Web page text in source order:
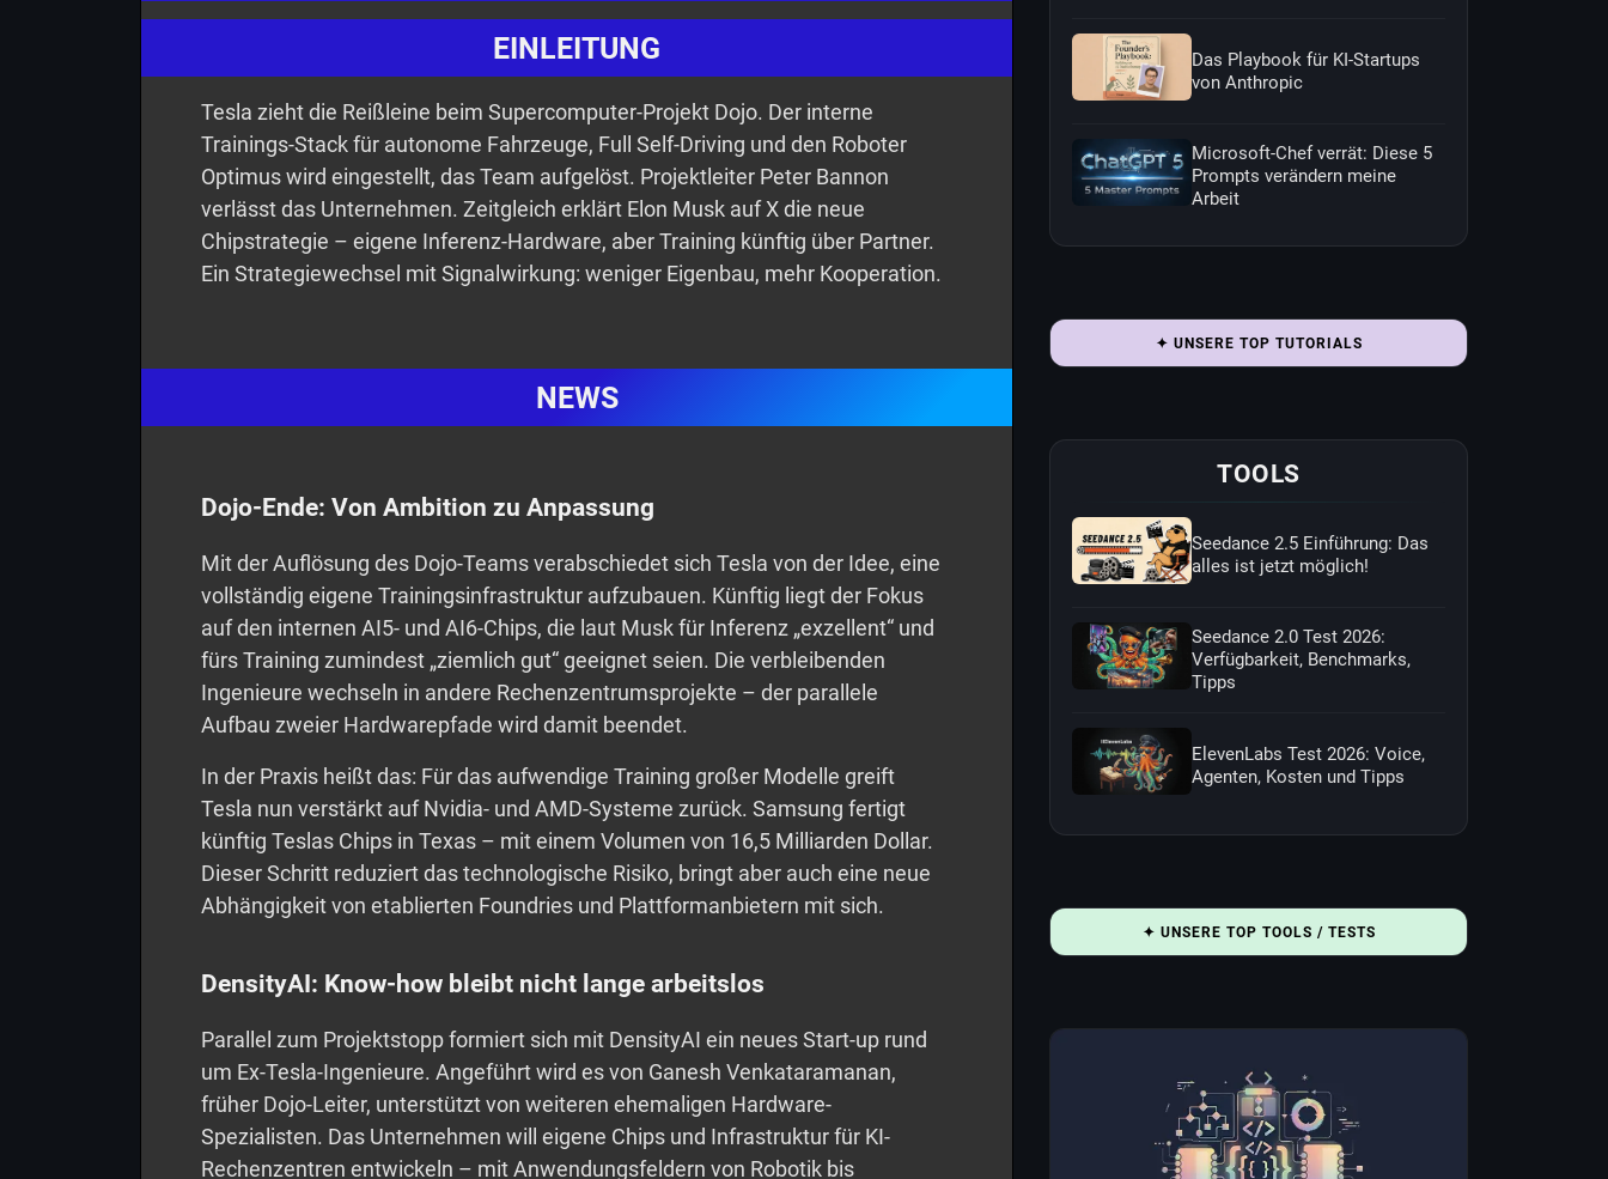
EINLEITUNG
Tesla zieht die Reißleine beim Supercomputer-Projekt Dojo. Der interne
Trainings-Stack für autonome Fahrzeuge, Full Self-Driving und den Roboter
Optimus wird eingestellt, das Team aufgelöst. Projektleiter Peter Bannon
verlässt das Unternehmen. Zeitgleich erklärt Elon Musk auf X die neue
Chipstrategie – eigene Inferenz-Hardware, aber Training künftig über Partner.
Ein Strategiewechsel mit Signalwirkung: weniger Eigenbau, mehr Kooperation.
NEWS
Dojo-Ende: Von Ambition zu Anpassung
Mit der Auflösung des Dojo-Teams verabschiedet sich Tesla von der Idee, eine
vollständig eigene Trainingsinfrastruktur aufzubauen. Künftig liegt der Fokus
auf den internen AI5- und AI6-Chips, die laut Musk für Inferenz „exzellent“ und
fürs Training zumindest „ziemlich gut“ geeignet seien. Die verbleibenden
Ingenieure wechseln in andere Rechenzentrumsprojekte – der parallele
Aufbau zweier Hardwarepfade wird damit beendet.
In der Praxis heißt das: Für das aufwendige Training großer Modelle greift
Tesla nun verstärkt auf Nvidia- und AMD-Systeme zurück. Samsung fertigt
künftig Teslas Chips in Texas – mit einem Volumen von 16,5 Milliarden Dollar.
Dieser Schritt reduziert das technologische Risiko, bringt aber auch eine neue
Abhängigkeit von etablierten Foundries und Plattformanbietern mit sich.
DensityAI: Know-how bleibt nicht lange arbeitslos
Parallel zum Projektstopp formiert sich mit DensityAI ein neues Start-up rund
um Ex-Tesla-Ingenieure. Angeführt wird es von Ganesh Venkataramanan,
früher Dojo-Leiter, unterstützt von weiteren ehemaligen Hardware-
Spezialisten. Das Unternehmen will eigene Chips und Infrastruktur für KI-
Rechenzentren entwickeln – mit Anwendungsfeldern von Robotik bis
Das Playbook für KI-Startups
von Anthropic
Microsoft-Chef verrät: Diese 5
Prompts verändern meine
Arbeit
✦ UNSERE TOP TUTORIALS
TOOLS
Seedance 2.5 Einführung: Das
alles ist jetzt möglich!
Seedance 2.0 Test 2026:
Verfügbarkeit, Benchmarks,
Tipps
ElevenLabs Test 2026: Voice,
Agenten, Kosten und Tipps
✦ UNSERE TOP TOOLS / TESTS